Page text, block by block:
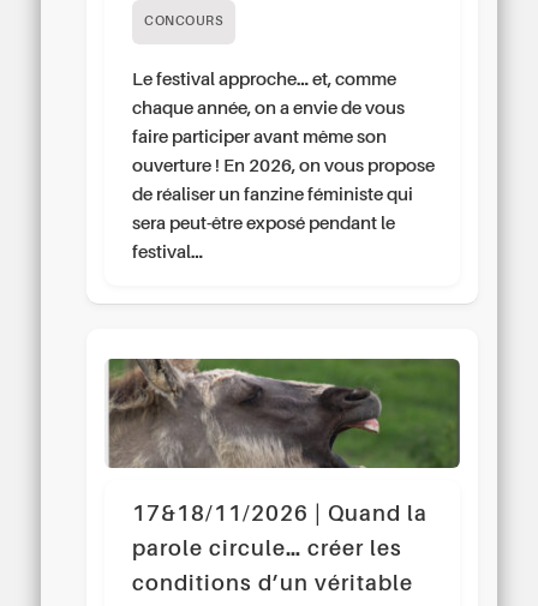
CONCOURS
Le festival approche… et, comme
chaque année, on a envie de vous
faire participer avant même son
ouverture ! En 2026, on vous propose
de réaliser un fanzine féministe qui
sera peut-être exposé pendant le
festival…
17&18/11/2026 | Quand la
parole circule… créer les
conditions d’un véritable